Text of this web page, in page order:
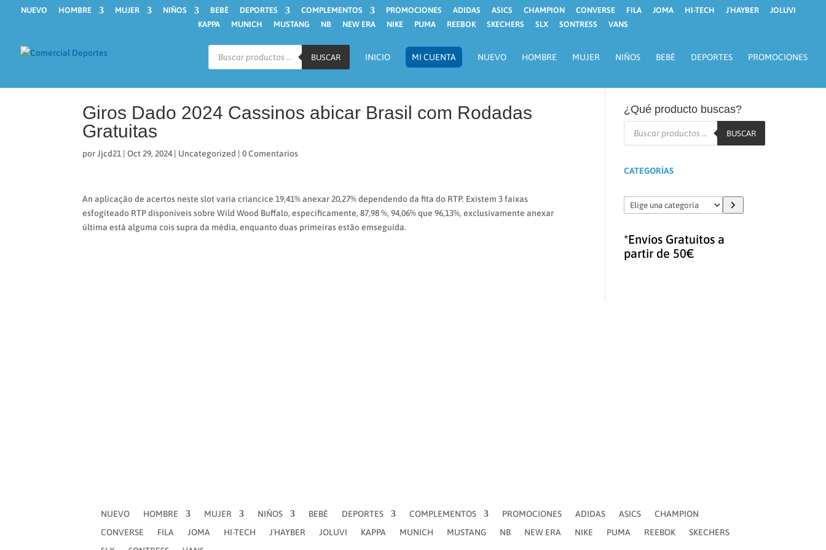
NUEVO HOMBRE MUJER NIÑOS BEBÉ DEPORTES COMPLEMENTOS PROMOCIONES ADIDAS ASICS CHAMPION CONVERSE FILA JOMA HI-TECH J´HAYBER
JOLUVI
KAPPA
MUNICH MUSTANG NB NEW ERA NIKE PUMA REEBOK SKECHERS SLX SONTRESS VANS
Búsqueda
BUSCAR INICIO MI CUENTA NUEVO HOMBRE MUJER NIÑOS BEBÉ DEPORTES PROMOCIONES
Giros Dado 2024 Cassinos abicar Brasil com Rodadas
Gratuitas
porJjcd21 |Oct 29, 2024 | Uncategorized |0 Comentarios
An aplicação de acertos neste slot varia criancice 19,41% anexar 20,27% dependendo da fita do RTP. Existem 3 faixas
esfogíteado RTP disponíveis sobre Wild Wood Buffalo, especificamente, 87,98 %, 94,06% que 96,13%, exclusivamente anexar
última está alguma cois supra da média, enquanto duas primeiras estão emseguida.
¿Qué producto buscas?
Búsqueda
BUSCAR
CATEGORÍAS
Elige
una
*Envíos Gratuitos a
partir de 50€
NUEVO HOMBRE MUJER NIÑOS BEBÉ DEPORTES COMPLEMENTOS PROMOCIONES ADIDAS ASICS
CHAMPION
CONVERSE
FILA JOMA HI-TECH J´HAYBER JOLUVI KAPPA MUNICH MUSTANG NB NEW ERA NIKE PUMA REEBOK
SKECHERS